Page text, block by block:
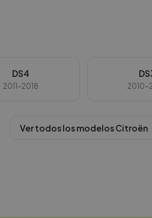
DS4
2011-2018 2010-
Ver todos los modelosCitroën